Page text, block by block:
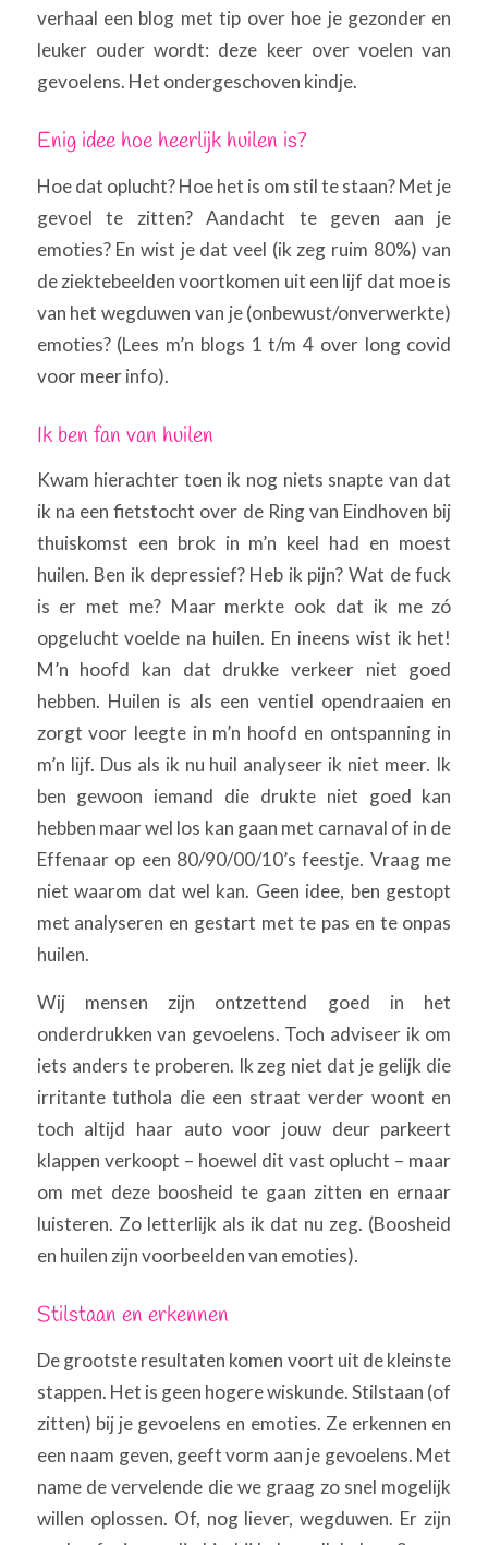
verhaal een blog met tip over hoe je gezonder en
leuker ouder wordt: deze keer over voelen van
gevoelens. Het ondergeschoven kindje.
Enig idee hoe heerlijk huilen is?
Hoe dat oplucht? Hoe het is om stil te staan? Met je
gevoel te zitten? Aandacht te geven aan je
emoties? En wist je dat veel (ik zeg ruim 80%) van
de ziektebeelden voortkomen uit een lijf dat moe is
van het wegduwen van je (onbewust/onverwerkte)
emoties? (Lees m’n blogs 1 t/m 4 over long covid
voor meer info).
Ik ben fan van huilen
Kwam hierachter toen ik nog niets snapte van dat
ik na een fietstocht over de Ring van Eindhoven bij
thuiskomst een brok in m’n keel had en moest
huilen. Ben ik depressief? Heb ik pijn? Wat de fuck
is er met me? Maar merkte ook dat ik me zó
opgelucht voelde na huilen. En ineens wist ik het!
M’n hoofd kan dat drukke verkeer niet goed
hebben. Huilen is als een ventiel opendraaien en
zorgt voor leegte in m’n hoofd en ontspanning in
m’n lijf. Dus als ik nu huil analyseer ik niet meer. Ik
ben gewoon iemand die drukte niet goed kan
hebben maar wel los kan gaan met carnaval of in de
Effenaar op een 80/90/00/10’s feestje. Vraag me
niet waarom dat wel kan. Geen idee, ben gestopt
met analyseren en gestart met te pas en te onpas
huilen.
Wij mensen zijn ontzettend goed in het
onderdrukken van gevoelens. Toch adviseer ik om
iets anders te proberen. Ik zeg niet dat je gelijk die
irritante tuthola die een straat verder woont en
toch altijd haar auto voor jouw deur parkeert
klappen verkoopt – hoewel dit vast oplucht – maar
om met deze boosheid te gaan zitten en ernaar
luisteren. Zo letterlijk als ik dat nu zeg. (Boosheid
en huilen zijn voorbeelden van emoties).
Stilstaan en erkennen
De grootste resultaten komen voort uit de kleinste
stappen. Het is geen hogere wiskunde. Stilstaan (of
zitten) bij je gevoelens en emoties. Ze erkennen en
een naam geven, geeft vorm aan je gevoelens. Met
name de vervelende die we graag zo snel mogelijk
willen oplossen. Of, nog liever, wegduwen. Er zijn